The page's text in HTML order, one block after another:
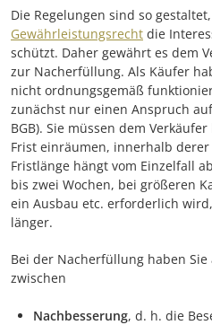
Die Regelungen sind so
Gewährleistungsrecht die
schützt. Daher gewährt es dem
zur Nacherfüllung. Als Käufer
nicht ordnungsgemäß
zunächst nur einen Anspruch
BGB). Sie müssen dem
Frist einräumen, innerhalb
Fristlänge hängt vom Einzelfall
bis zwei Wochen, bei größeren
ein Ausbau etc. erforderlich
länger.
Bei der Nacherfüllung haben
zwischen
Nachbesserung, d. h. die